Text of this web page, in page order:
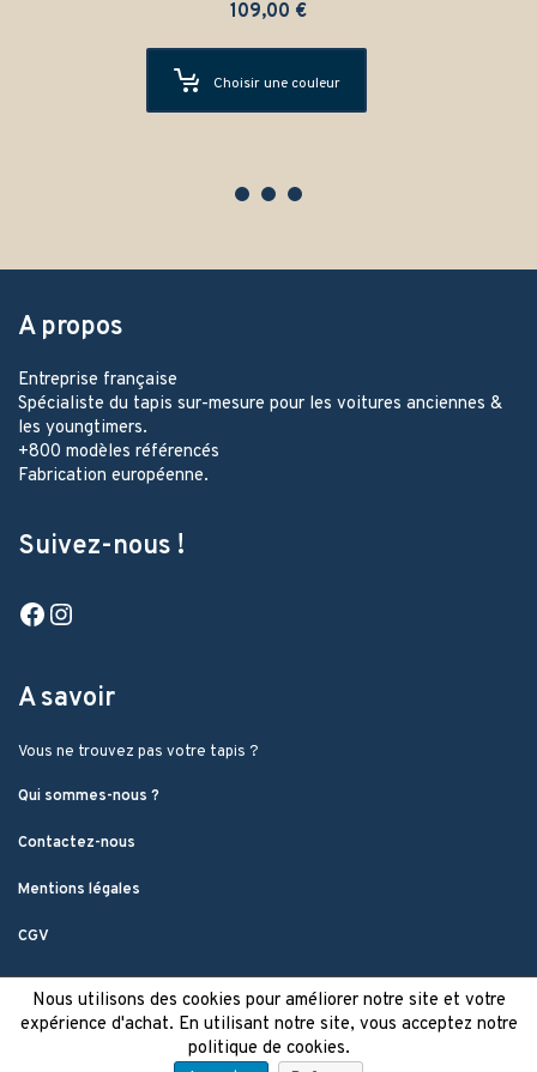
Choisir une couleur
A propos
Entreprise française
Spécialiste du tapis sur-mesure pour les voitures anciennes &
les youngtimers.
+800 modèles référencés
Fabrication européenne.
Suivez-nous !
Facebook
A savoir
Vous ne trouvez pas votre tapis ?
Qui sommes-nous ?
Contactez-nous
Mentions légales
CGV
Nous utilisons des cookies pour améliorer notre site et votre
expérience d'achat. En utilisant notre site, vous acceptez notre
politique de cookies.